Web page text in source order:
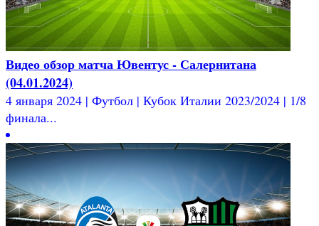
Видео обзор матча Ювентус - Салернитана
(04.01.2024)
4 января 2024 | Футбол | Кубок Италии 2023/2024 | 1/8
финала...